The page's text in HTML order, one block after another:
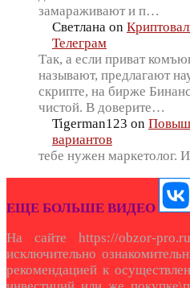
замараживают и п…
Светлана on
Телеграм
Так, а если приват
называют, предлагают
скрипте, на бирже
чистой. В доверите…
Tigerman123 on
вариантов
тебе нужен маркетолог.
ЕЩЕ БОЛЬШЕ ВИДЕО
На сайте https://obzor-
исключительно
рекомендацией к